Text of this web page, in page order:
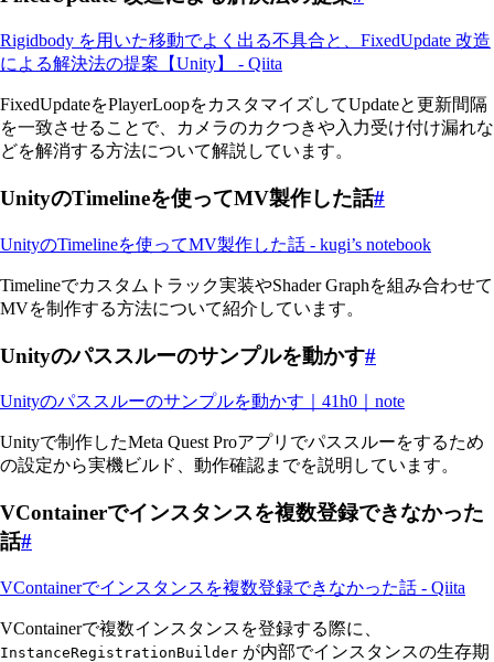
Rigidbody を用いた移動でよく出る不具合と、FixedUpdate 改造
による解決法の提案【Unity】 - Qiita
FixedUpdateをPlayerLoopをカスタマイズしてUpdateと更新間隔
を一致させることで、カメラのカクつきや入力受け付け漏れな
どを解消する方法について解説しています。
UnityのTimelineを使ってMV製作した話#
UnityのTimelineを使ってMV製作した話 - kugi’s notebook
Timelineでカスタムトラック実装やShader Graphを組み合わせて
MVを制作する方法について紹介しています。
Unityのパススルーのサンプルを動かす#
Unityのパススルーのサンプルを動かす｜41h0｜note
Unityで制作したMeta Quest Proアプリでパススルーをするため
の設定から実機ビルド、動作確認までを説明しています。
VContainerでインスタンスを複数登録できなかった
話#
VContainerでインスタンスを複数登録できなかった話 - Qiita
VContainerで複数インスタンスを登録する際に、
InstanceRegistrationBuilder が内部でインスタンスの生存期